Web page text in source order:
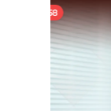
%58